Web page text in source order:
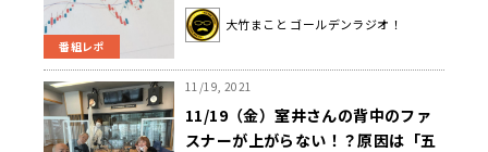
番組レポ
申す〜11月19日「大竹まこと ゴー
ルデンラジオ」
大竹まこと ゴールデンラジオ！
11/19, 2021
11/19（金）室井さんの背中のファ
スナーが上がらない！？原因は「五